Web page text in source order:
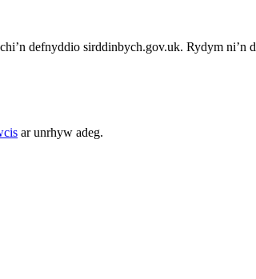
defnyddio sirddinbych.gov.uk. Rydym
ar unrhyw adeg.